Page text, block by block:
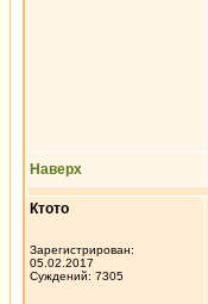
Наверх
Ктото
Зарегистрирован:
05.02.2017
Суждений: 7305